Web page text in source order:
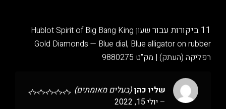
11 ביקורות עבור
שעון Hublot Spirit of Big Bang King
Gold Diamonds — Blue dial, Blue alligator on rubber
רפליקה (העתק) | מק"ט 9880275
שליו כהן(בעלים מאומתים)
– יולי 15, 2022